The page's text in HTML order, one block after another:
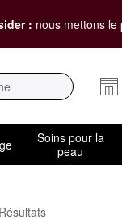
: nous mettons
Soins pour la
peau
Aid Beauty Pour elle